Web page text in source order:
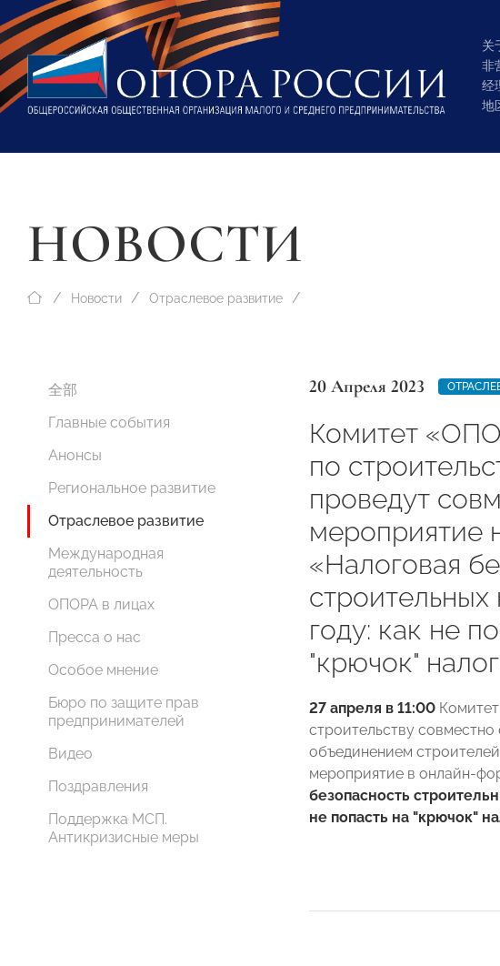
关
非
经
地
НОВОСТИ
Новости Отраслевое развитие
全部
Главные события
Анонсы
Региональное развитие
Отраслевое развитие
Международная
деятельность
ОПОРА в лицах
Пресса о нас
Особое мнение
Бюро по защите прав
предпринимателей
Видео
Поздравления
Поддержка МСП.
Антикризисные меры
20 Апреля 2023
Комитет
по
проведут
мероприятие
«Налоговая
году: как не
"крючок"
27 апреля в 11:00
строительству
объединением
мероприятие в онлайн-
безопасность
не попасть на "крючок"